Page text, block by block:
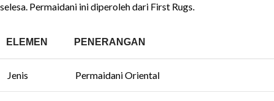
selesa. Permaidani ini diperoleh dari First Rugs.
ELEMEN PENERANGAN
Jenis Permaidani Oriental